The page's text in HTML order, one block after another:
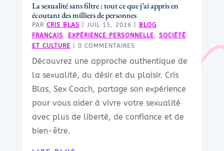
La sexualité sans filtre : tout ce que j’ai appris en
écoutant des milliers de personnes
PAR CRIS BLAS JUIL 15, 2026
BLOG
FRANÇAIS, EXPÉRIENCE PERSONNELLE, SOCIÉTÉ
ET CULTURE | 0 COMMENTAIRES
Découvrez une approche authentique de
la sexualité, du désir et du plaisir. Cris
Blas, Sex Coach, partage son expérience
pour vous aider à vivre votre sexualité
avec plus de liberté, de confiance et de
bien-être.